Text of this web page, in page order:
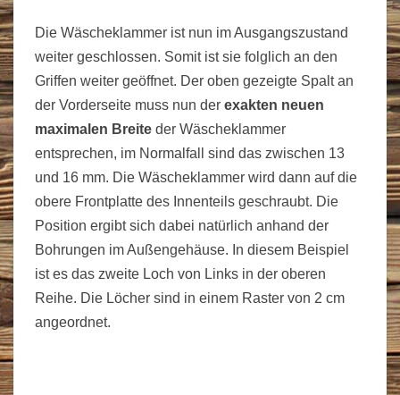
Die Wäscheklammer ist nun im Ausgangszustand
weiter geschlossen. Somit ist sie folglich an den
Griffen weiter geöffnet. Der oben gezeigte Spalt an
der Vorderseite muss nun der exakten neuen
maximalen Breite der Wäscheklammer
entsprechen, im Normalfall sind das zwischen 13
und 16 mm. Die Wäscheklammer wird dann auf die
obere Frontplatte des Innenteils geschraubt. Die
Position ergibt sich dabei natürlich anhand der
Bohrungen im Außengehäuse. In diesem Beispiel
ist es das zweite Loch von Links in der oberen
Reihe. Die Löcher sind in einem Raster von 2 cm
angeordnet.